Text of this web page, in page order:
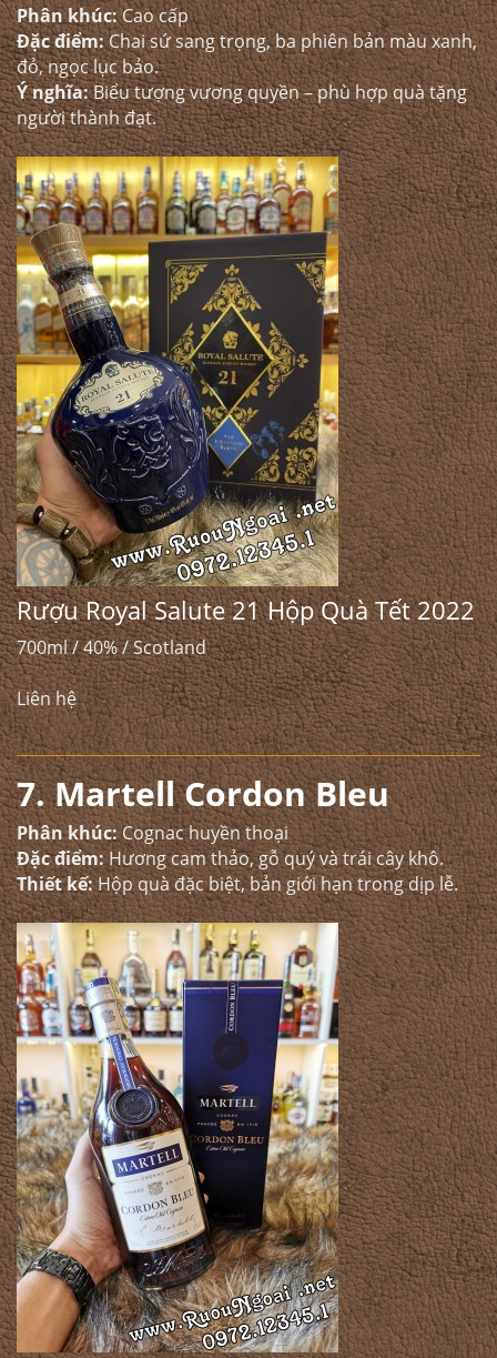
Phân khúc:Cao cấp
Đặc điểm:Chai sứ sang trọng, ba phiên bản màu xanh,
đỏ, ngọc lục bảo.
Ý nghĩa:Biểu tượng vương quyền – phù hợp quà tặng
người thành đạt.
Rượu Royal Salute 21 Hộp Quà Tết 2022
700ml / 40% / Scotland
Liên hệ
7. Martell Cordon Bleu
Phân khúc:Cognac huyền thoại
Đặc điểm:Hương cam thảo, gỗ quý và trái cây khô.
Thiết kế:Hộp quà đặc biệt, bản giới hạn trong dịp lễ.